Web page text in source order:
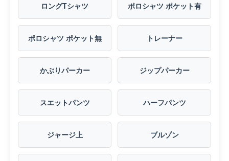
ロングTシャツ ポロシャツ ポケット有
ポロシャツ ポケット無 トレーナー
かぶりパーカー ジップパーカー
スエットパンツ ハーフパンツ
ジャージ上 ブルゾン